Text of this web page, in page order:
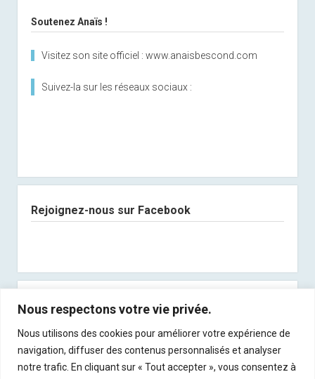
Nous respectons votre vie privée.
Nous utilisons des cookies pour améliorer votre expérience de
navigation, diffuser des contenus personnalisés et analyser
notre trafic. En cliquant sur « Tout accepter », vous consentez à
Soutenez Anaïs !
Visitez son site officiel : www.anaisbescond.com
Suivez-la sur les réseaux sociaux :
Rejoignez-nous sur Facebook
Abonnez-vous à notre newsletter
Recevez les derniers articles directement dans
votre boite mail !